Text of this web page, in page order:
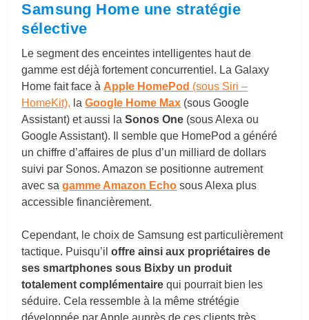
Samsung Home une stratégie
sélective
Le segment des enceintes intelligentes haut de
gamme est déjà fortement concurrentiel. La Galaxy
Home fait face à Apple HomePod (sous Siri –
HomeKit), laGoogle Home Max (sous Google
Assistant) et aussi laSonos One (sous Alexa ou
Google Assistant). Il semble que HomePod a généré
un chiffre d’affaires de plus d’un milliard de dollars
suivi par Sonos. Amazon se positionne autrement
avec sagamme Amazon Echo sous Alexa plus
accessible financièrement.
Cependant, le choix de Samsung est particulièrement
tactique. Puisqu’iloffre ainsi aux propriétaires de
ses smartphones sous Bixby un produit
totalement complémentaire qui pourrait bien les
séduire. Cela ressemble à la même strétégie